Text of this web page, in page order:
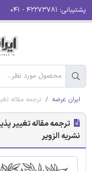
پشتیبانی:
ایران عرضه ترجمه مقاله
ترجمه مقاله تغییر
نشریه الزویر